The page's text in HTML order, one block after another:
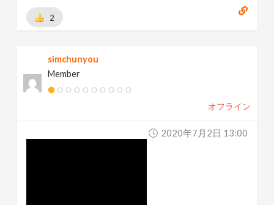
2
simchunyou
Member
オフライン
2020年7月2日 13:00